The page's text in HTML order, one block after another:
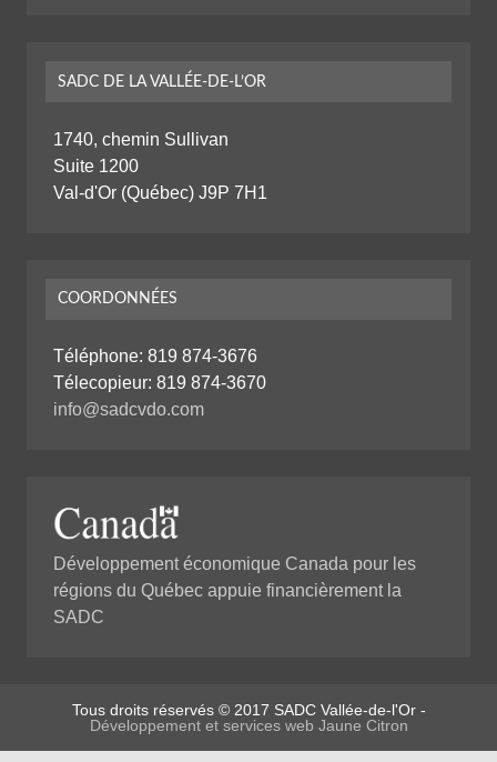
SADC DE LA VALLÉE-DE-L’OR
1740, chemin Sullivan
Suite 1200
Val-d'Or (Québec) J9P 7H1
COORDONNÉES
Téléphone: 819 874-3676
Télecopieur: 819 874-3670
info@sadcvdo.com
Développement économique Canada pour les
régions du Québec appuie financièrement la
SADC
Tous droits réservés © 2017 SADC Vallée-de-l'Or -
Développement et services web Jaune Citron